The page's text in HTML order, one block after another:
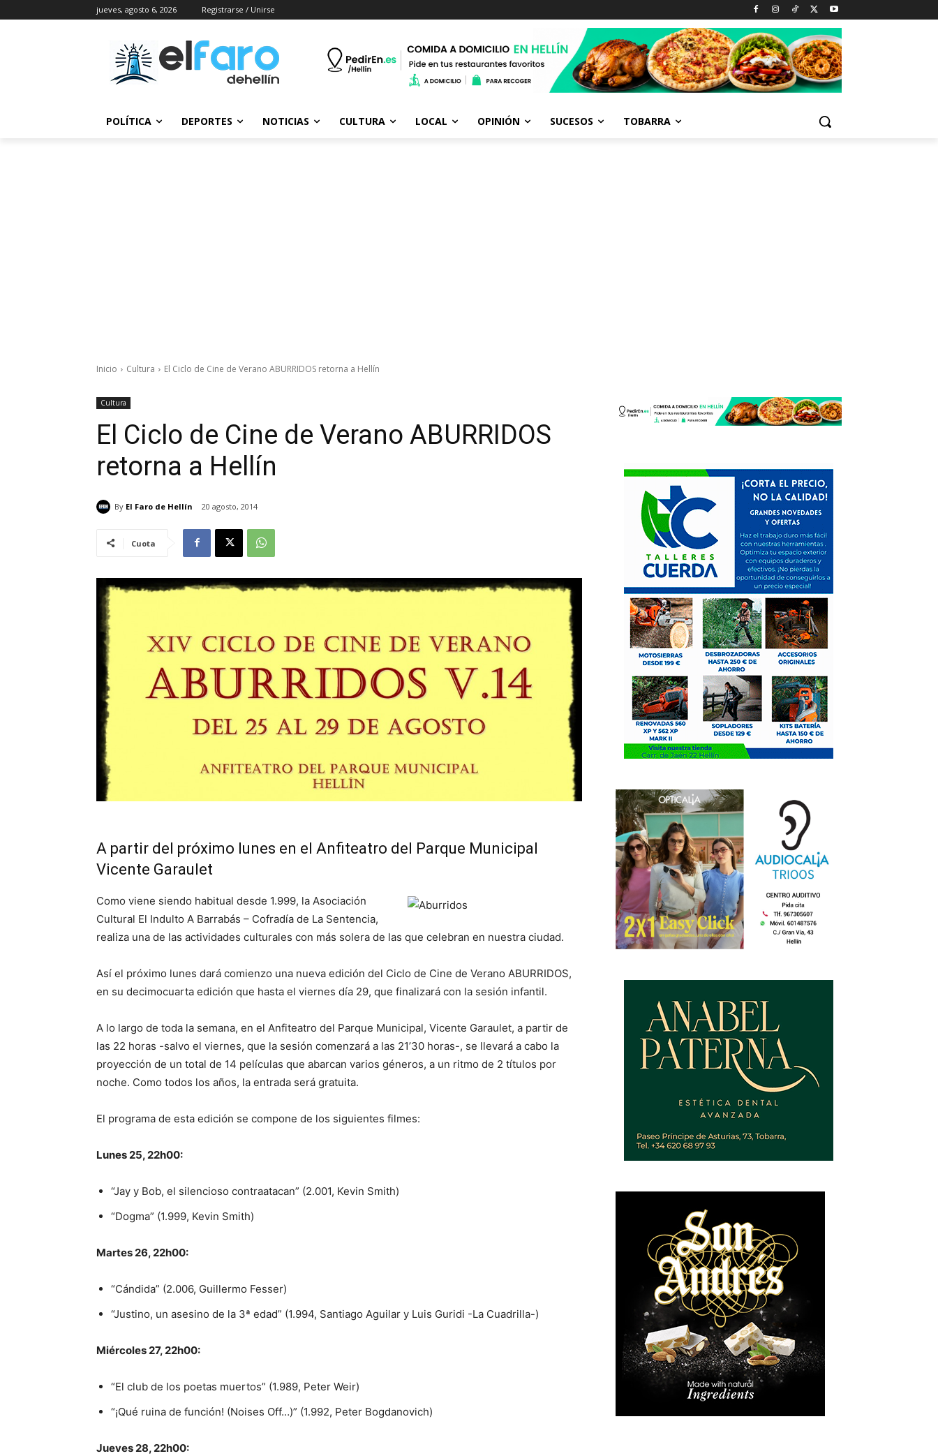
jueves, agosto 6, 2026 Registrarse / Unirse
POLÍTICA DEPORTES NOTICIAS CULTURA LOCAL OPINIÓN SUCESOS TOBARRA
Inicio Cultura El Ciclo de Cine de Verano ABURRIDOS retorna a Hellín
Cultura
El Ciclo de Cine de Verano ABURRIDOS
retorna a Hellín
By El Faro de Hellín 20 agosto, 2014
Cuota
A partir del próximo lunes en el Anfiteatro del Parque Municipal
Vicente Garaulet
Como viene siendo habitual desde 1.999, la Asociación
Cultural El Indulto A Barrabás – Cofradía de La Sentencia,
realiza una de las actividades culturales con más solera de las que celebran en nuestra ciudad.
Así el próximo lunes dará comienzo una nueva edición del Ciclo de Cine de Verano ABURRIDOS,
en su decimocuarta edición que hasta el viernes día 29, que finalizará con la sesión infantil.
A lo largo de toda la semana, en el Anfiteatro del Parque Municipal, Vicente Garaulet, a partir de
las 22 horas -salvo el viernes, que la sesión comenzará a las 21’30 horas-, se llevará a cabo la
proyección de un total de 14 películas que abarcan varios géneros, a un ritmo de 2 títulos por
noche. Como todos los años, la entrada será gratuita.
El programa de esta edición se compone de los siguientes filmes:
Lunes 25, 22h00:
“Jay y Bob, el silencioso contraatacan” (2.001, Kevin Smith)
“Dogma” (1.999, Kevin Smith)
Martes 26, 22h00:
“Cándida” (2.006, Guillermo Fesser)
“Justino, un asesino de la 3ª edad” (1.994, Santiago Aguilar y Luis Guridi -La Cuadrilla-)
Miércoles 27, 22h00:
“El club de los poetas muertos” (1.989, Peter Weir)
“¡Qué ruina de función! (Noises Off…)” (1.992, Peter Bogdanovich)
Jueves 28, 22h00: